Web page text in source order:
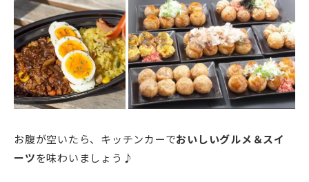
お腹が空いたら、キッチンカーでおいしいグルメ＆スイ
ーツを味わいましょう♪